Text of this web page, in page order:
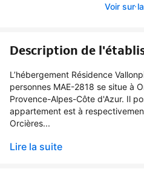
Voir sur
Description de
L’hébergement Résidence
personnes MAE-2818 se situe à
Provence-Alpes-Côte d'Azur. Il
appartement est à
Orcières...
Lire la suite